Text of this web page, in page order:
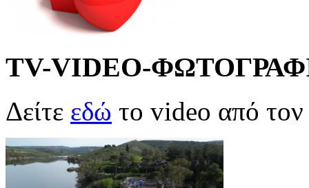
TV-VIDEO-
Δείτε εδώ το video από